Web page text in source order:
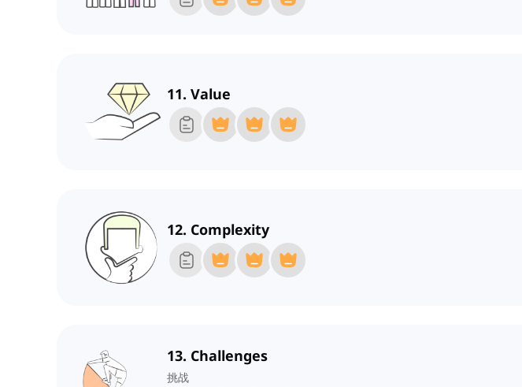
11. Value
12. Complexity
13. Challenges
挑战